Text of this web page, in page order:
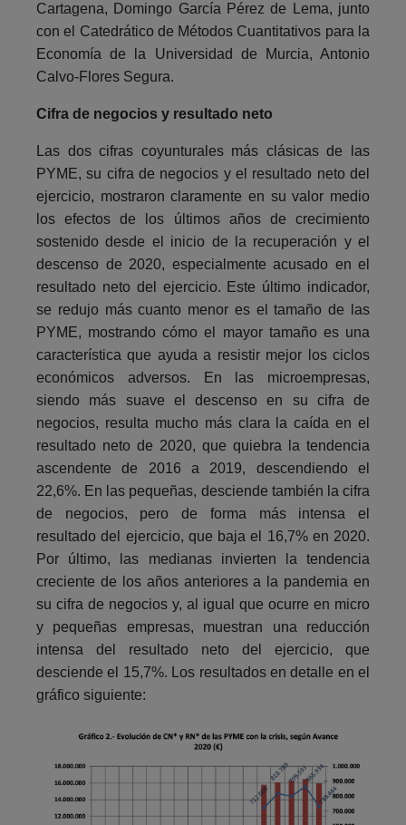
Cartagena, Domingo García Pérez de Lema, junto
con el Catedrático de Métodos Cuantitativos para la
Economía de la Universidad de Murcia, Antonio
Calvo-Flores Segura.
Cifra de negocios y resultado neto
Las dos cifras coyunturales más clásicas de las
PYME, su cifra de negocios y el resultado neto del
ejercicio, mostraron claramente en su valor medio
los efectos de los últimos años de crecimiento
sostenido desde el inicio de la recuperación y el
descenso de 2020, especialmente acusado en el
resultado neto del ejercicio. Este último indicador,
se redujo más cuanto menor es el tamaño de las
PYME, mostrando cómo el mayor tamaño es una
característica que ayuda a resistir mejor los ciclos
económicos adversos. En las microempresas,
siendo más suave el descenso en su cifra de
negocios, resulta mucho más clara la caída en el
resultado neto de 2020, que quiebra la tendencia
ascendente de 2016 a 2019, descendiendo el
22,6%. En las pequeñas, desciende también la cifra
de negocios, pero de forma más intensa el
resultado del ejercicio, que baja el 16,7% en 2020.
Por último, las medianas invierten la tendencia
creciente de los años anteriores a la pandemia en
su cifra de negocios y, al igual que ocurre en micro
y pequeñas empresas, muestran una reducción
intensa del resultado neto del ejercicio, que
desciende el 15,7%. Los resultados en detalle en el
gráfico siguiente: